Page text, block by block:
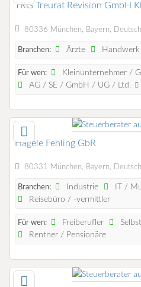
TRG Treurat Revision GmbH
80336 München, Bayern,
Branchen: Ärzte Handwerk
Für wen:
Kleinunternehmer /
AG / SE / GmbH / UG / Ltd.
Hägele Fehling GbR
80331 München, Bayern,
Branchen: Industrie
IT /
Reisebüro / -vermittler
Für wen: Freiberufler
Rentner / Pensionäre